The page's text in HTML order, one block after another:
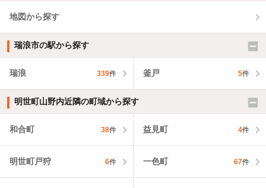
地図から探す
瑞浪市の駅から探す
瑞浪 339件 釜戸 5件
明世町山野内近隣の町域から探す
和合町 38件 益見町 4件
明世町戸狩 6件 一色町 67件